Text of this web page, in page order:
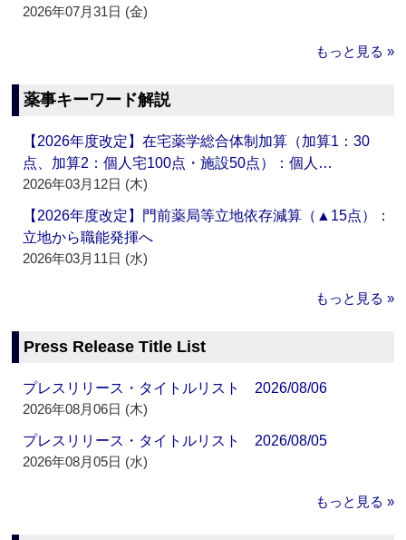
2026年07月31日 (金)
もっと見る »
薬事キーワード解説
【2026年度改定】在宅薬学総合体制加算（加算1：30
点、加算2：個人宅100点・施設50点）：個人…
2026年03月12日 (木)
【2026年度改定】門前薬局等立地依存減算（▲15点）：
立地から職能発揮へ
2026年03月11日 (水)
もっと見る »
Press Release Title List
プレスリリース・タイトルリスト 2026/08/06
2026年08月06日 (木)
プレスリリース・タイトルリスト 2026/08/05
2026年08月05日 (水)
もっと見る »